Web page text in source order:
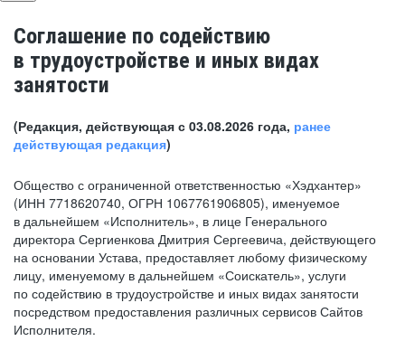
Соглашение по содействию
в трудоустройстве и иных видах
занятости
(Редакция, действующая с 03.08.2026 года, ранее
действующая редакция)
Общество с ограниченной ответственностью «Хэдхантер»
(ИНН 7718620740, ОГРН 1067761906805), именуемое
в дальнейшем «Исполнитель», в лице Генерального
директора Сергиенкова Дмитрия Сергеевича, действующего
на основании Устава, предоставляет любому физическому
лицу, именуемому в дальнейшем «Соискатель», услуги
по содействию в трудоустройстве и иных видах занятости
посредством предоставления различных сервисов Сайтов
Исполнителя.